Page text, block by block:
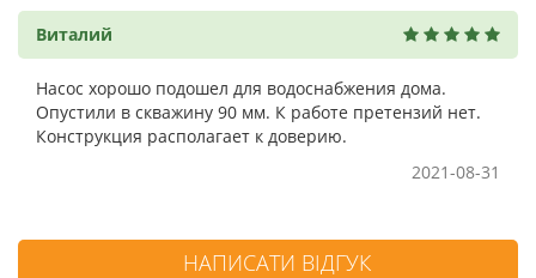
Виталий
Насос хорошо подошел для водоснабжения дома.
Опустили в скважину 90 мм. К работе претензий нет.
Конструкция располагает к доверию.
2021-08-31
НАПИСАТИ ВІДГУК